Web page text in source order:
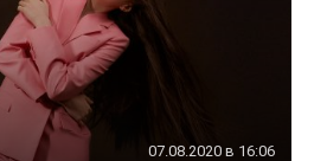
07.08.2020 в 16:06